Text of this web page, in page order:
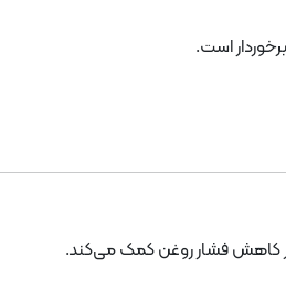
کاهش فشار روغن کمک می‌کند.